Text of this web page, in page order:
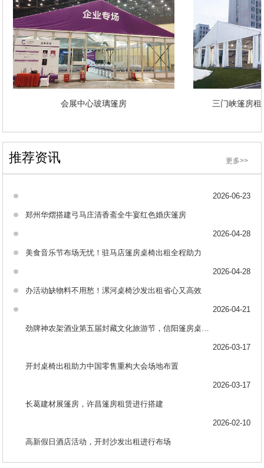
会展中心玻璃篷房 三门峡篷
推荐资讯 更多>>
2026-06-23
郑州华熠搭建弓马庄清香斋全牛宴红色婚庆篷房
2026-04-28
美食音乐节布场无忧！驻马店篷房桌椅出租全程助力
2026-04-28
办活动缺物料不用愁！漯河桌椅沙发出租省心又高效
2026-04-21
劲牌神农架酒业第五届封藏文化旅游节，信阳篷房桌椅出租助力布场
2026-03-17
开封桌椅出租助力中国零售重构大会场地布置
2026-03-17
长葛建材展篷房，许昌篷房租赁进行搭建
2026-02-10
高新假日酒店活动，开封沙发出租进行布场